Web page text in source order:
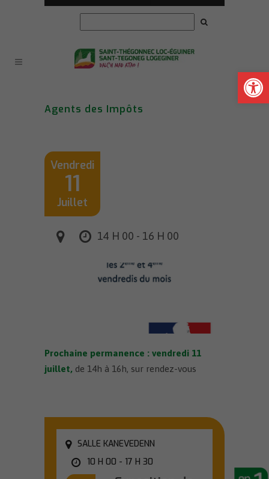
Ouvrir
Agents des Impôts
Vendredi
11
Juillet
14 H 00 - 16 H 00
Prochaine permanence : vendredi 11
juillet, de 14h à 16h, sur rendez-vous
SALLE KANEVEDENN
10 H 00 - 17 H 30